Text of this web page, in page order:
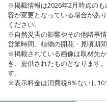
※掲載情報は2026年2月時点の
容が変更となっている場合があ
ください。
※自然災害の影響やその他諸事
営業時間、植物の開花・見頃期
※掲載されている画像は取材先
き、提供されたものとなります
す。
※表示料金は消費税8％ないし10